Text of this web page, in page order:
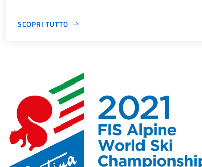
SCOPRI TUTTO